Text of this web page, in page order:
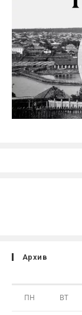
Архив
ПН ВТ